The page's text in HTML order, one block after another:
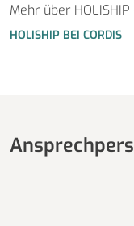
Mehr über
HOLISHIP BEI CORDIS